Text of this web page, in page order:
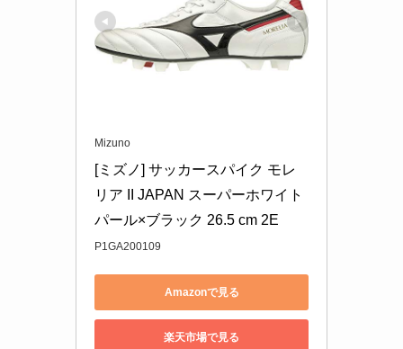
Mizuno
[ミズノ] サッカースパイク モレ
リア II JAPAN スーパーホワイト
パール×ブラック 26.5 cm 2E
P1GA200109
Amazonで見る
楽天市場で見る